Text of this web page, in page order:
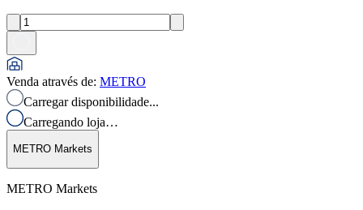
Venda através de: METRO
Carregar disponibilidade...
Carregando loja…
METRO Markets
METRO Markets